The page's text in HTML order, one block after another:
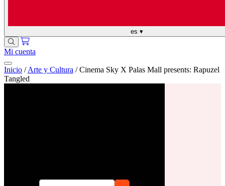
es ▾
Mi cuenta
Inicio / Arte y Cultura / Cinema Sky X Palas Mall presents: Rapuzel
Tangled